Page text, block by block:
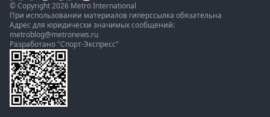
© Copyright 2026 Metro International
При использовании материалов гиперссылка обязательна
Адрес для юридически значимых сообщений:
metroblog@metronews.ru
Разработано "Спорт-Экспресс"